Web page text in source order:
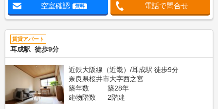
空室確認 無料 電話で問合せ
賃貸アパート
耳成駅 徒歩9分
近鉄大阪線（近畿）/耳成駅 徒歩9分
奈良県桜井市大字西之宮
築年数
築28年
建物階数
2階建